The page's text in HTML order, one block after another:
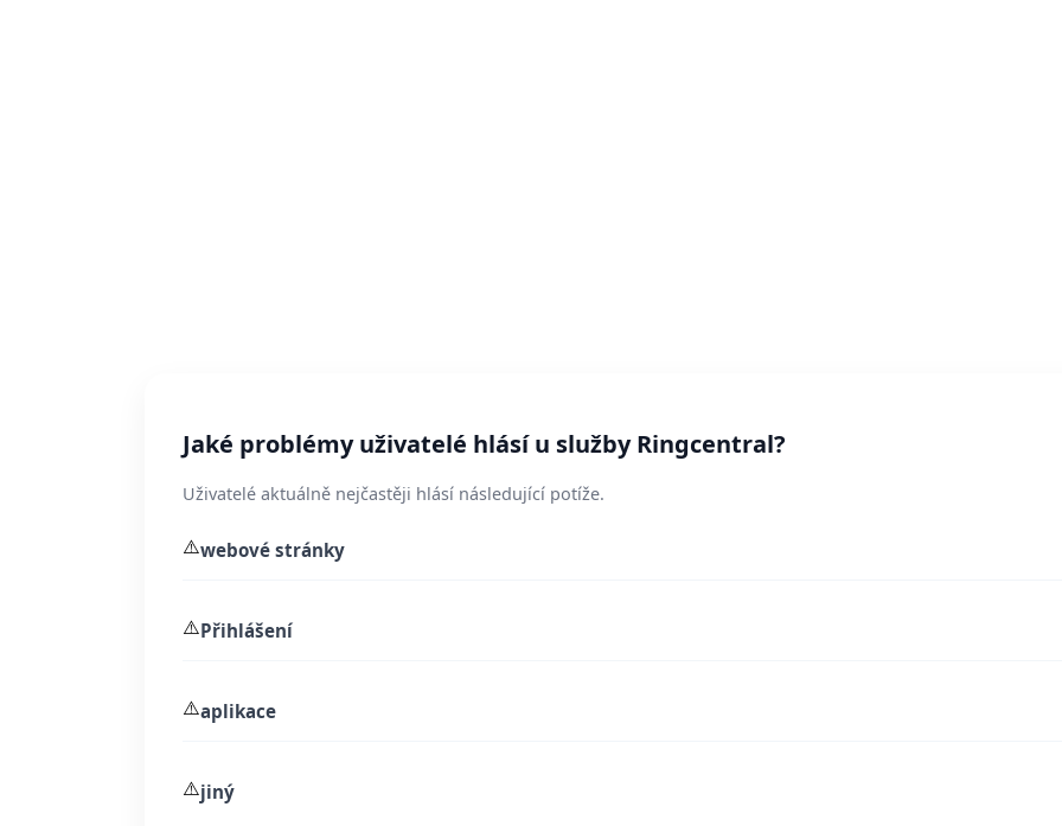
Jaké problémy uživatelé hlásí u služby Ringcentral?
Uživatelé aktuálně nejčastěji hlásí následující potíže.
⚠️webové stránky
⚠️Přihlášení
⚠️aplikace
⚠️jiný